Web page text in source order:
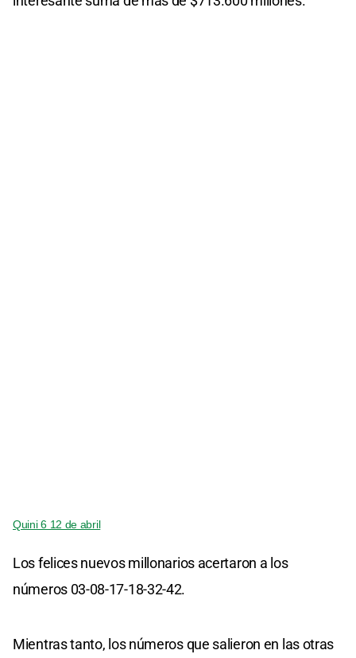
Quini 6 12 de abril
Los felices nuevos millonarios acertaron a los
números 03-08-17-18-32-42.
Mientras tanto, los números que salieron en las otras